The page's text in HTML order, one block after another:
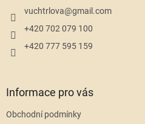
vuchtrlova@gmail.com
+420 702 079 100
+420 777 595 159
Informace pro vás
Obchodní podmínky